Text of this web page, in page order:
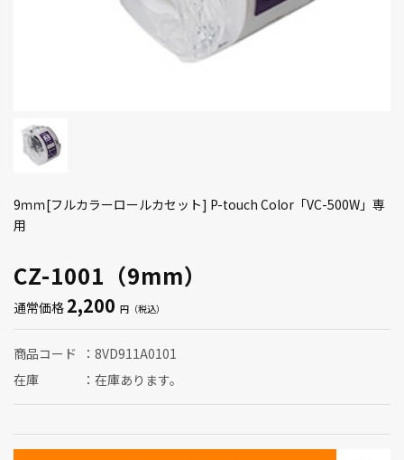
CZ-1001（9mm）
9ｍｍ[フルカラーロールカセット] P-touch Color「VC-500W」専
用
通常価格 2,200
商品コード
8VD911A0101
在庫
在庫あります。